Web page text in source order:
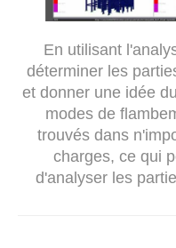
En utilisant
déterminer les
et donner une idée
modes de
trouvés dans
charges, ce qui
d'analyser les